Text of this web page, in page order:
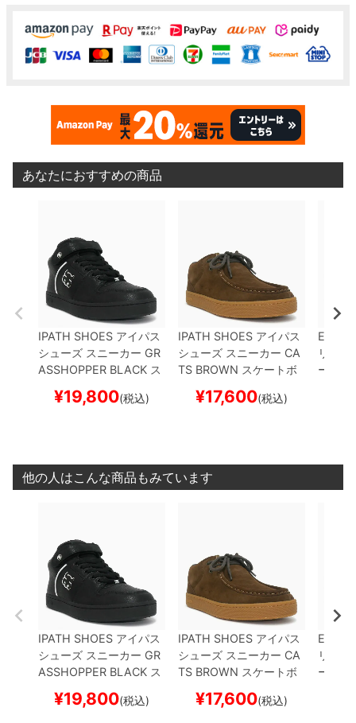
あなたにおすすめの商品
IPATH SHOES アイパス
シューズ スニーカー GR
ASSHOPPER BLACK ス
¥19,800(税込)
IPATH SHOES アイパス
シューズ スニーカー CA
TS BROWN スケートボ
¥17,600(税込)
リカ
ー
他の人はこんな商品もみています
IPATH SHOES アイパス
シューズ スニーカー GR
ASSHOPPER BLACK ス
¥19,800(税込)
IPATH SHOES アイパス
シューズ スニーカー CA
TS BROWN スケートボ
¥17,600(税込)
リカ
ー